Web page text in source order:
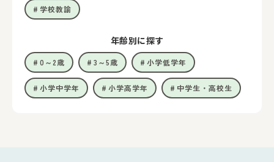
学校教諭
年齢別に探す
0～2歳 3～5歳 小学低学年
小学中学年 小学高学年 中学生・高校生